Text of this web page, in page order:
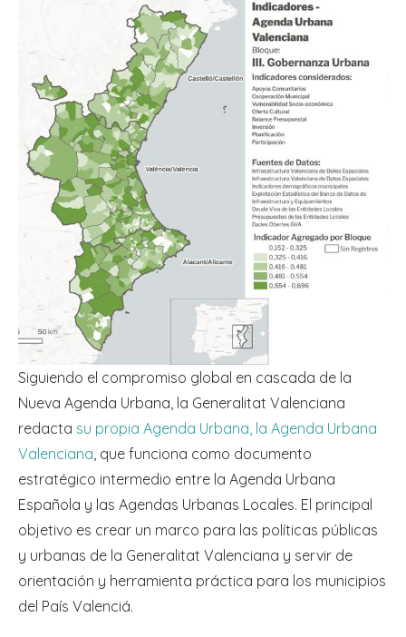
Siguiendo el compromiso global en cascada de la
Nueva Agenda Urbana, la Generalitat Valenciana
redacta su propia Agenda Urbana, la Agenda Urbana
Valenciana, que funciona como documento
estratégico intermedio entre la Agenda Urbana
Española y las Agendas Urbanas Locales. El principal
objetivo es crear un marco para las políticas públicas
y urbanas de la Generalitat Valenciana y servir de
orientación y herramienta práctica para los municipios
del País Valenciá.